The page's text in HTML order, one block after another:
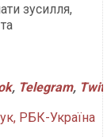
зусилля,
, Telegram,
РБК-Україна